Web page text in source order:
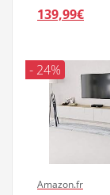
139,99€
- 24%
Amazon.fr